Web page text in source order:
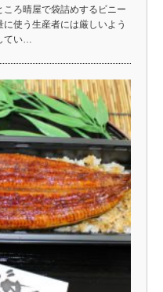
ろ晴屋で袋詰めするビニー
使う生産者には厳しいよう
てい…